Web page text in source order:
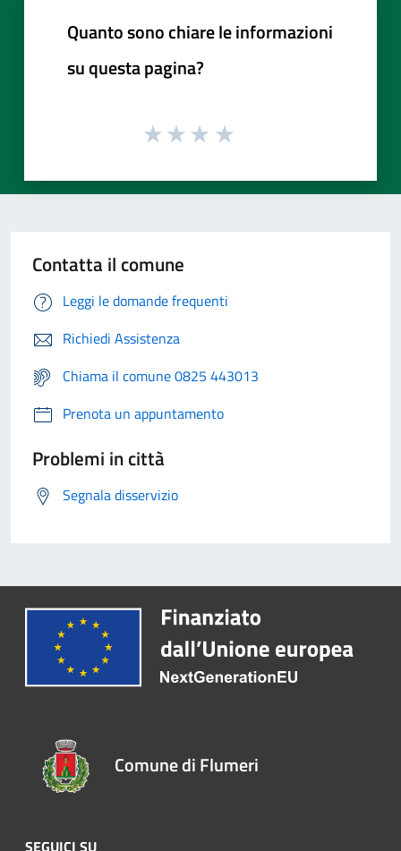
Quanto sono chiare le informazioni
su questa pagina?
Contatta il comune
Leggi le domande frequenti
Richiedi Assistenza
Chiama il comune 0825 443013
Prenota un appuntamento
Problemi in città
Segnala disservizio
Comune di Flumeri
SEGUICI SU